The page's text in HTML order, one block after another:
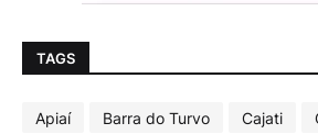
TAGS
Apiaí Barra do Turvo Cajati